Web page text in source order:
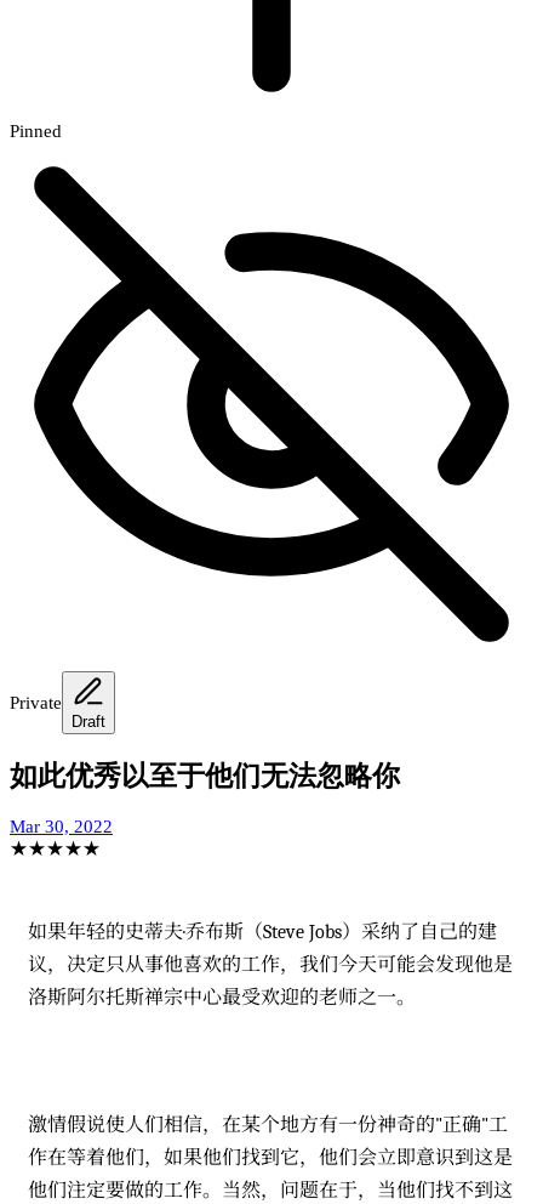
Pinned
Private
Draft
如此优秀以至于他们无法忽略你
Mar 30, 2022
★★★★★
如果年轻的史蒂夫·乔布斯（Steve Jobs）采纳了自己的建
议，决定只从事他喜欢的工作，我们今天可能会发现他是
洛斯阿尔托斯禅宗中心最受欢迎的老师之一。
激情假说使人们相信，在某个地方有一份神奇的"正确"工
作在等着他们，如果他们找到它，他们会立即意识到这是
他们注定要做的工作。当然，问题在于，当他们找不到这